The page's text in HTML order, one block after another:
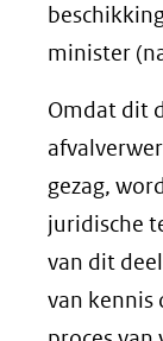
minister
Omdat dit
gezag,
juridische
van dit
van kennis